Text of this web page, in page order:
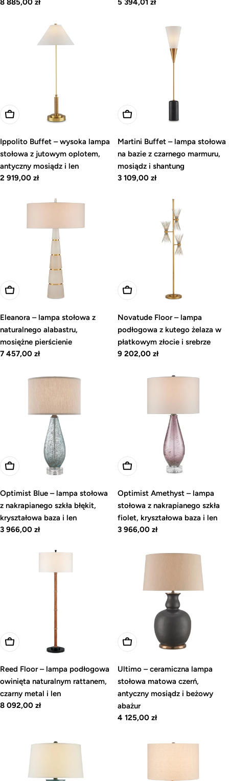
Cena
8 885,00 zł
Cena
5 394,01 zł
Dodaj do koszyka
Ippolito Buffet – wysoka lampa
stołowa z jutowym oplotem,
antyczny mosiądz i len
Cena
2 919,00 zł
Dodaj do koszyka
Martini Buffet – lampa stołowa
na bazie z czarnego marmuru,
mosiądz i shantung
Cena
3 109,00 zł
Dodaj do koszyka
Eleanora – lampa stołowa z
naturalnego alabastru,
mosiężne pierścienie
Cena
7 457,00 zł
Dodaj do koszyka
Novatude Floor – lampa
podłogowa z kutego żelaza w
płatkowym złocie i srebrze
Cena
9 202,00 zł
Dodaj do koszyka
Optimist Blue – lampa stołowa
z nakrapianego szkła błękit,
kryształowa baza i len
Cena
3 966,00 zł
Dodaj do koszyka
Optimist Amethyst – lampa
stołowa z nakrapianego szkła
fiolet, kryształowa baza i len
Cena
3 966,00 zł
Dodaj do koszyka
Reed Floor – lampa podłogowa
owinięta naturalnym rattanem,
czarny metal i len
Cena
8 092,00 zł
Dodaj do koszyka
Ultimo – ceramiczna lampa
stołowa matowa czerń,
antyczny mosiądz i beżowy
abażur
Cena
4 125,00 zł